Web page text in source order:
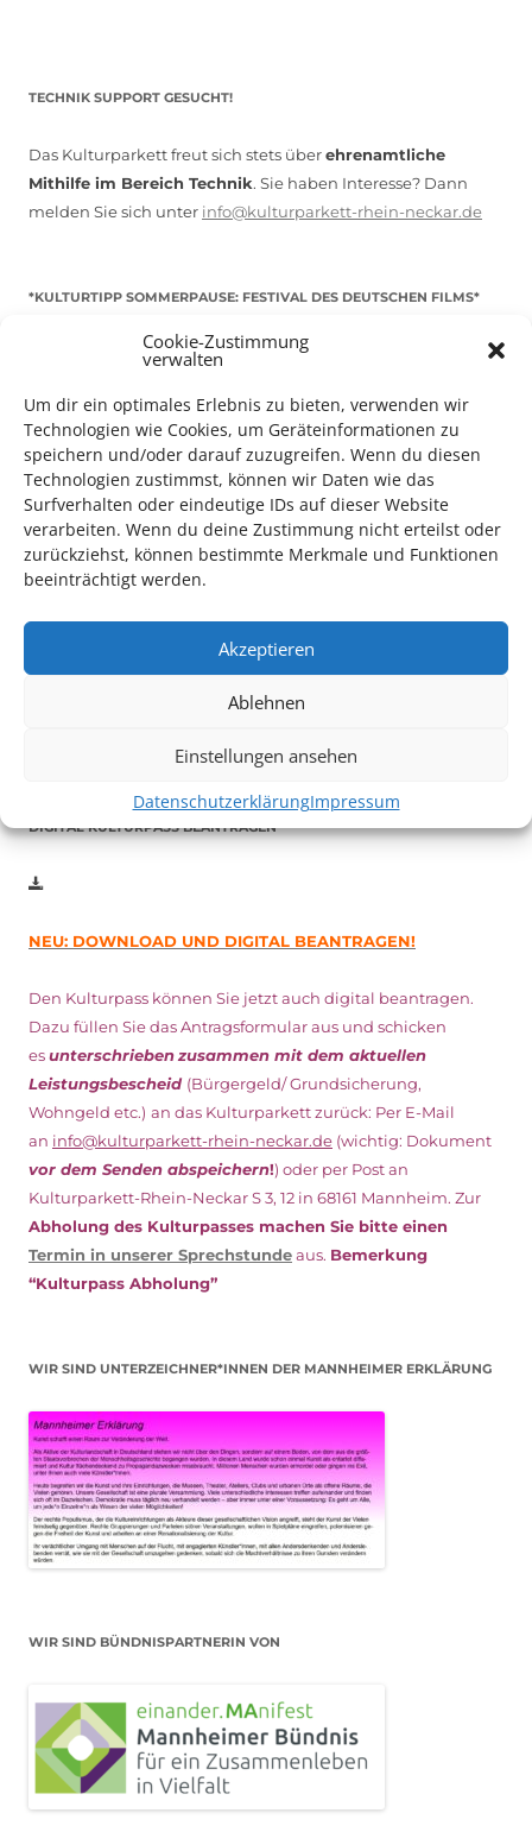
Cookie-Zustimmung
verwalten
Um dir ein optimales Erlebnis zu bieten, verwenden wir
Technologien wie Cookies, um Geräteinformationen zu
speichern und/oder darauf zuzugreifen. Wenn du diesen
Technologien zustimmst, können wir Daten wie das
Surfverhalten oder eindeutige IDs auf dieser Website
verarbeiten. Wenn du deine Zustimmung nicht erteilst oder
zurückziehst, können bestimmte Merkmale und Funktionen
beeinträchtigt werden.
Akzeptieren
Ablehnen
Einstellungen ansehen
DatenschutzerklärungImpressum
TECHNIK SUPPORT GESUCHT!
Das Kulturparkett freut sich stets überehrenamtliche
Mithilfe im Bereich Technik. Sie haben Interesse? Dann
melden Sie sich unter info@kulturparkett-rhein-neckar.de
*KULTURTIPP SOMMERPAUSE: FESTIVAL DES DEUTSCHEN FILMS*
Filmsin Ludwigshafen statt.
Vom 19. August bist zum 9. September
Minuten vor Beginn des Films und solange der Vorrat reicht!
DIGITAL KULTURPASS BEANTRAGEN
NEU: DOWNLOAD UND DIGITAL BEANTRAGEN!
Den Kulturpass können Sie jetzt auch digital beantragen.
Dazu füllen Sie das Antragsformular aus und schicken
esunterschriebenzusammen mit dem aktuellen
Leistungsbescheid (Bürgergeld/ Grundsicherung,
Wohngeld etc.) an das Kulturparkett zurück: Per E-Mail
an info@kulturparkett-rhein-neckar.de (wichtig: Dokument
vor dem Senden abspeichern!) oder per Post an
Kulturparkett-Rhein-Neckar S 3, 12 in 68161 Mannheim. Zur
Abholung des Kulturpasses machen Sie bitte einen
Termin in unserer Sprechstundeaus. Bemerkung
“Kulturpass Abholung”
WIR SIND UNTERZEICHNER*INNEN DER MANNHEIMER ERKLÄRUNG
WIR SIND BÜNDNISPARTNERIN VON